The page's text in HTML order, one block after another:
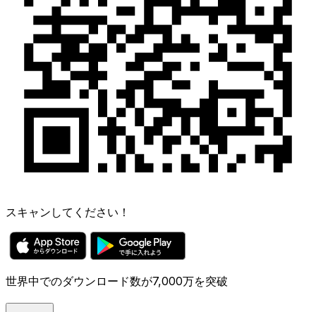
スキャンしてください！
世界中でのダウンロード数が7,000万を突破